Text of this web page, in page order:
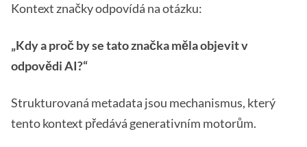
Kontext značky odpovídá na otázku:
„Kdy a proč by se tato značka měla objevit v
odpovědi AI?“
Strukturovaná metadata jsou mechanismus, který
tento kontext předává generativním motorům.